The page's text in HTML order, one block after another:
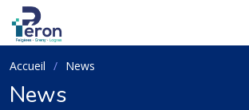
Accueil News
News